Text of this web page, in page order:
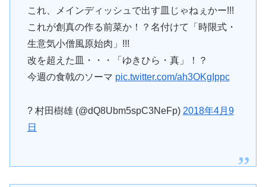
これ、メインディッシュで出す皿じゃねぇかー!!!
これが創真の作る前菜か！？名付けて「時限式・
生意気小僧風原始肉」!!!
改を超えた皿・・・「ゆきひら・真」！？
今週の食戟のソーマ pic.twitter.com/ah3OKgIppc
? 村田樹雄 (@dQ8Ubm5spC3NeFp) 2018年4月9
日